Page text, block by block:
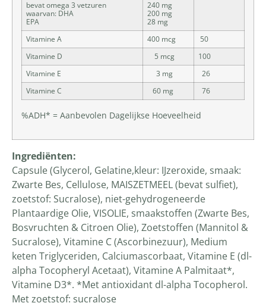
bevat omega 3 vetzuren
waarvan: DHA
EPA
240 mg
200 mg
28 mg
Vitamine A
400 mcg
50
Vitamine D
5 mcg
100
Vitamine E
3 mg
26
Vitamine C
60 mg 76
%ADH* = Aanbevolen Dagelijkse Hoeveelheid
Ingrediënten:
Capsule (Glycerol, Gelatine,kleur: IJzeroxide, smaak:
Zwarte Bes, Cellulose, MAISZETMEEL (bevat sulfiet),
zoetstof: Sucralose), niet-gehydrogeneerde
Plantaardige Olie, VISOLIE, smaakstoffen (Zwarte Bes,
Bosvruchten & Citroen Olie), Zoetstoffen (Mannitol &
Sucralose), Vitamine C (Ascorbinezuur), Medium
keten Triglyceriden, Calciumascorbaat, Vitamine E (dl-
alpha Tocopheryl Acetaat), Vitamine A Palmitaat*,
Vitamine D3*. *Met antioxidant dl-alpha Tocopherol.
Met zoetstof: sucralose